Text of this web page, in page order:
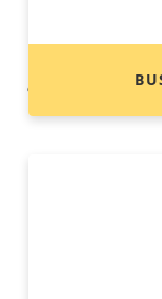
dependiendo de